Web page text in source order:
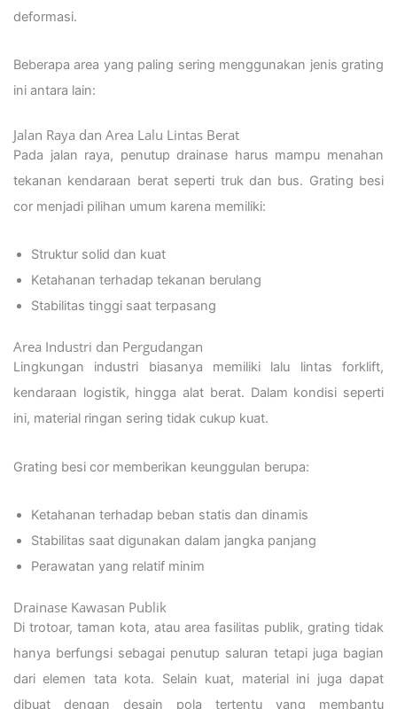
deformasi.
Beberapa area yang paling sering menggunakan jenis grating
ini antara lain:
Jalan Raya dan Area Lalu Lintas Berat
Pada jalan raya, penutup drainase harus mampu menahan
tekanan kendaraan berat seperti truk dan bus. Grating besi
cor menjadi pilihan umum karena memiliki:
Struktur solid dan kuat
Ketahanan terhadap tekanan berulang
Stabilitas tinggi saat terpasang
Area Industri dan Pergudangan
Lingkungan industri biasanya memiliki lalu lintas forklift,
kendaraan logistik, hingga alat berat. Dalam kondisi seperti
ini, material ringan sering tidak cukup kuat.
Grating besi cor memberikan keunggulan berupa:
Ketahanan terhadap beban statis dan dinamis
Stabilitas saat digunakan dalam jangka panjang
Perawatan yang relatif minim
Drainase Kawasan Publik
Di trotoar, taman kota, atau area fasilitas publik, grating tidak
hanya berfungsi sebagai penutup saluran tetapi juga bagian
dari elemen tata kota. Selain kuat, material ini juga dapat
dibuat dengan desain pola tertentu yang membantu